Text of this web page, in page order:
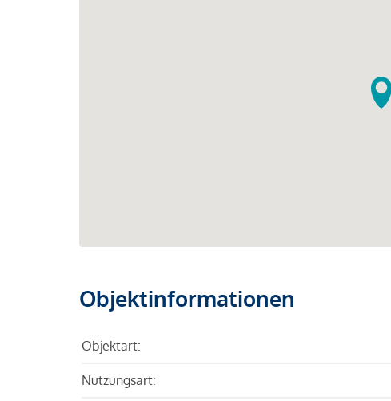
Objektinformationen
Objektart:
Nutzungsart: